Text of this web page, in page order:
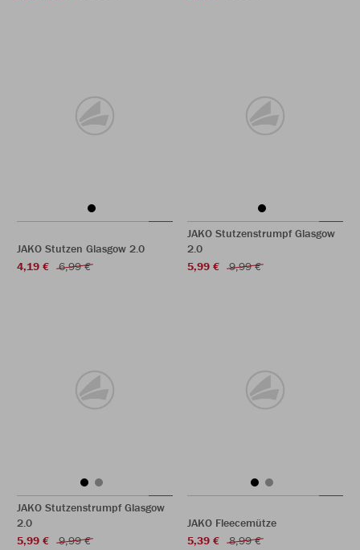
JAKO Stutzen Glasgow 2.0
4,19 €
6,99 €
JAKO Stutzenstrumpf Glasgow
2.0
5,99 €
9,99 €
JAKO Stutzenstrumpf Glasgow
2.0
5,99 €
9,99 €
JAKO Fleecemütze
5,39 €
8,99 €